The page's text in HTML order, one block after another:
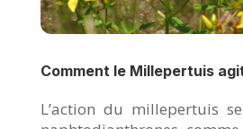
Comment le Millepertuis
L’action du millepertuis